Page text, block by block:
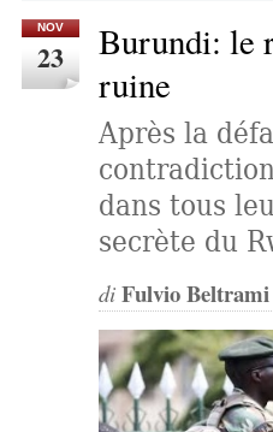
NOV
23
Burundi: le
ruine
Après la
dans tous
secrète du
di Fulvio Beltrami